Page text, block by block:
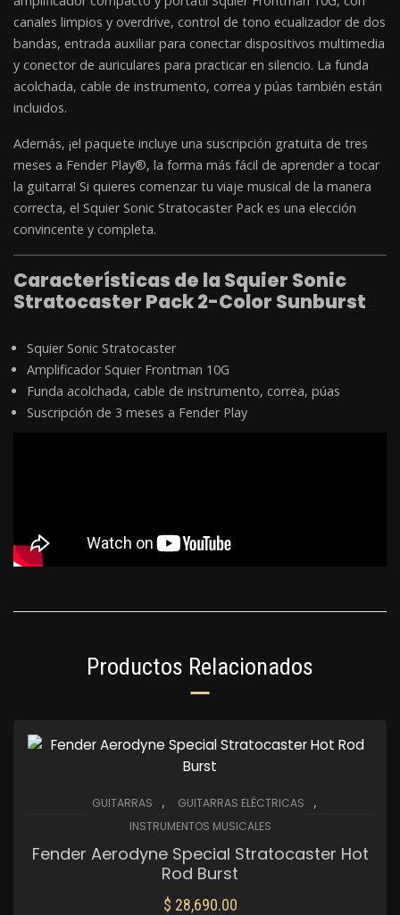
canales limpios y overdrive, control de tono ecualizador de dos
bandas, entrada auxiliar para conectar dispositivos multimedia
y conector de auriculares para practicar en silencio. La funda
acolchada, cable de instrumento, correa y púas también están
incluidos.
Además, ¡el paquete incluye una suscripción gratuita de tres
meses a Fender Play®, la forma más fácil de aprender a tocar
la guitarra! Si quieres comenzar tu viaje musical de la manera
correcta, el Squier Sonic Stratocaster Pack es una elección
convincente y completa.
Características de la Squier Sonic
Stratocaster Pack 2-Color Sunburst
Squier Sonic Stratocaster
Amplificador Squier Frontman 10G
Funda acolchada, cable de instrumento, correa, púas
Suscripción de 3 meses a Fender Play
Productos Relacionados
GUITARRAS , GUITARRAS ELÉCTRICAS ,
INSTRUMENTOS MUSICALES
Fender Aerodyne Special Stratocaster Hot
Rod Burst
$ 28,690.00